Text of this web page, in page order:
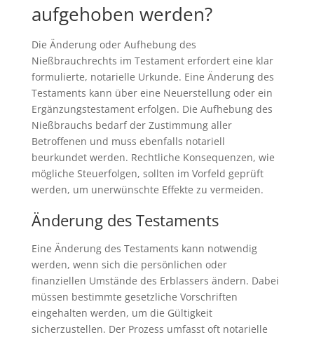
aufgehoben werden?
Die Änderung oder Aufhebung des
Nießbrauchrechts im Testament erfordert eine klar
formulierte, notarielle Urkunde. Eine Änderung des
Testaments kann über eine Neuerstellung oder ein
Ergänzungstestament erfolgen. Die Aufhebung des
Nießbrauchs bedarf der Zustimmung aller
Betroffenen und muss ebenfalls notariell
beurkundet werden. Rechtliche Konsequenzen, wie
mögliche Steuerfolgen, sollten im Vorfeld geprüft
werden, um unerwünschte Effekte zu vermeiden.
Änderung des Testaments
Eine Änderung des Testaments kann notwendig
werden, wenn sich die persönlichen oder
finanziellen Umstände des Erblassers ändern. Dabei
müssen bestimmte gesetzliche Vorschriften
eingehalten werden, um die Gültigkeit
sicherzustellen. Der Prozess umfasst oft notarielle